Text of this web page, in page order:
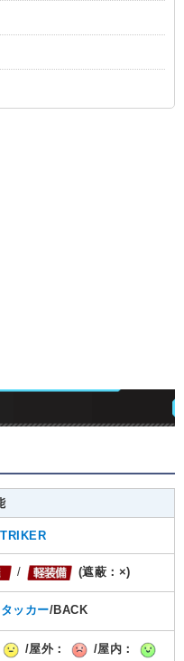
/ (遮蔽：×)
ッカー/BACK
/屋外： /屋内：